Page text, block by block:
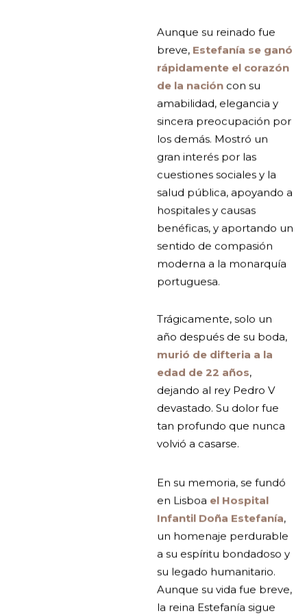
Aunque su reinado fue
breve, Estefanía se ganó
rápidamente el corazón
de la nacióncon su
amabilidad, elegancia y
sincera preocupación por
los demás. Mostró un
gran interés por las
cuestiones sociales y la
salud pública, apoyando a
hospitales y causas
benéficas, y aportando un
sentido de compasión
moderna a la monarquía
portuguesa.
Trágicamente, solo un
año después de su boda,
murió de difteria a la
edad de 22 años
dejando al rey Pedro V
devastado. Su dolor fue
tan profundo que nunca
volvió a casarse.
En su memoria, se fundó
en Lisboa el Hospital
Infantil Doña Estefanía
un homenaje perdurable
a su espíritu bondadoso y
su legado humanitario.
Aunque su vida fue breve,
la reina Estefanía sigue